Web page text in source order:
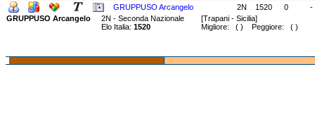
GRUPPUSO Arcangelo
2N 1520 0
-
GRUPPUSO Arcangelo
2N - Seconda Nazionale [Trapani - Sicilia]
Elo Italia: 1520 Migliore: ( ) Peggiore: ( )